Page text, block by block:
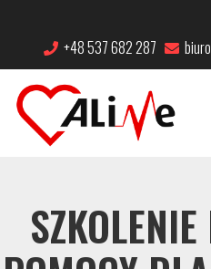
+48 537 682 287